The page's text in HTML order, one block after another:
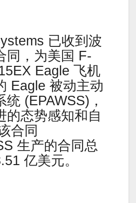
已收到波
同，为美国 F-
Eagle 飞机
Eagle 被动主动
统 (EPAWSS)，
的态势感知和自
合同
生产的合同总
亿美元。